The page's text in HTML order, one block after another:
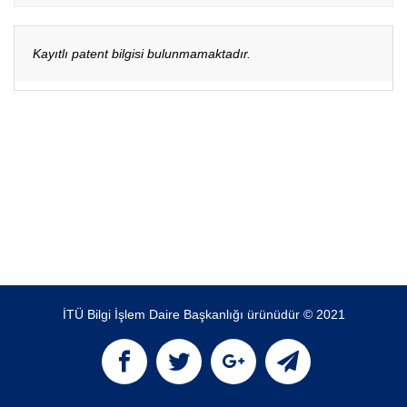
Kayıtlı patent bilgisi bulunmamaktadır.
İTÜ Bilgi İşlem Daire Başkanlığı ürünüdür © 2021